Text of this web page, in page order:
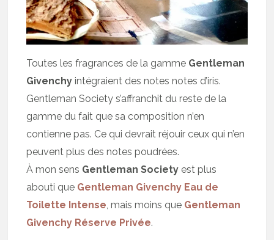
Toutes les fragrances de la gamme Gentleman
Givenchy intégraient des notes notes d’iris.
Gentleman Society s’affranchit du reste de la
gamme du fait que sa composition n’en
contienne pas. Ce qui devrait réjouir ceux qui n’en
peuvent plus des notes poudrées.
À mon sens Gentleman Society est plus
abouti que Gentleman Givenchy Eau de
Toilette Intense , mais moins que Gentleman
Givenchy Réserve Privée.